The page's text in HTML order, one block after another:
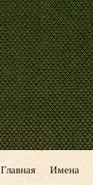
Главная Имена